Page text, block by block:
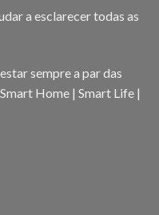
a esclarecer todas as
sempre a par das
Home | Smart Life |